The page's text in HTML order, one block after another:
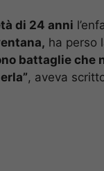
di 24 anni
ha perso
battaglie che
, aveva